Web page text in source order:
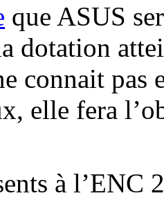
que ASUS
dotation
connait pas
elle fera
à l’ENC